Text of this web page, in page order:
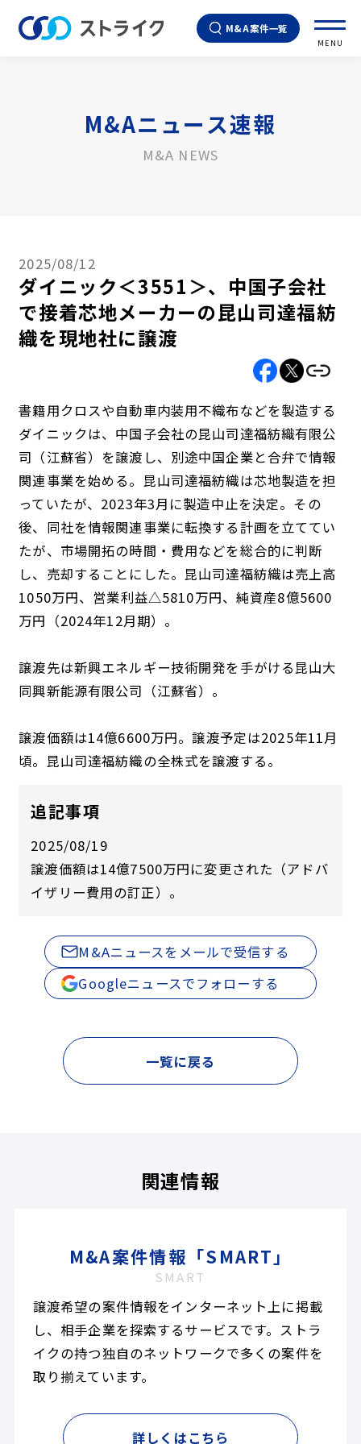
M&A案件一覧
MENU
M&Aニュース速報
M&A NEWS
2025/08/12
ダイニック＜3551＞、中国子会社
で接着芯地メーカーの昆山司達福紡
織を現地社に譲渡
書籍用クロスや自動車内装用不織布などを製造する
ダイニックは、中国子会社の昆山司達福紡織有限公
司（江蘇省）を譲渡し、別途中国企業と合弁で情報
関連事業を始める。昆山司達福紡織は芯地製造を担
っていたが、2023年3月に製造中止を決定。その
後、同社を情報関連事業に転換する計画を立ててい
たが、市場開拓の時間・費用などを総合的に判断
し、売却することにした。昆山司達福紡織は売上高
1050万円、営業利益△5810万円、純資産8億5600
万円（2024年12月期）。
譲渡先は新興エネルギー技術開発を手がける昆山大
同興新能源有限公司（江蘇省）。
譲渡価額は14億6600万円。譲渡予定は2025年11月
頃。昆山司達福紡織の全株式を譲渡する。
追記事項
2025/08/19
譲渡価額は14億7500万円に変更された（アドバ
イザリー費用の訂正）。
M&Aニュースをメールで受信する
Googleニュースでフォローする
一覧に戻る
関連情報
M&A案件情報「SMART」
SMART
譲渡希望の案件情報をインターネット上に掲載
し、相手企業を探索するサービスです。ストラ
イクの持つ独自のネットワークで多くの案件を
取り揃えています。
詳しくはこちら